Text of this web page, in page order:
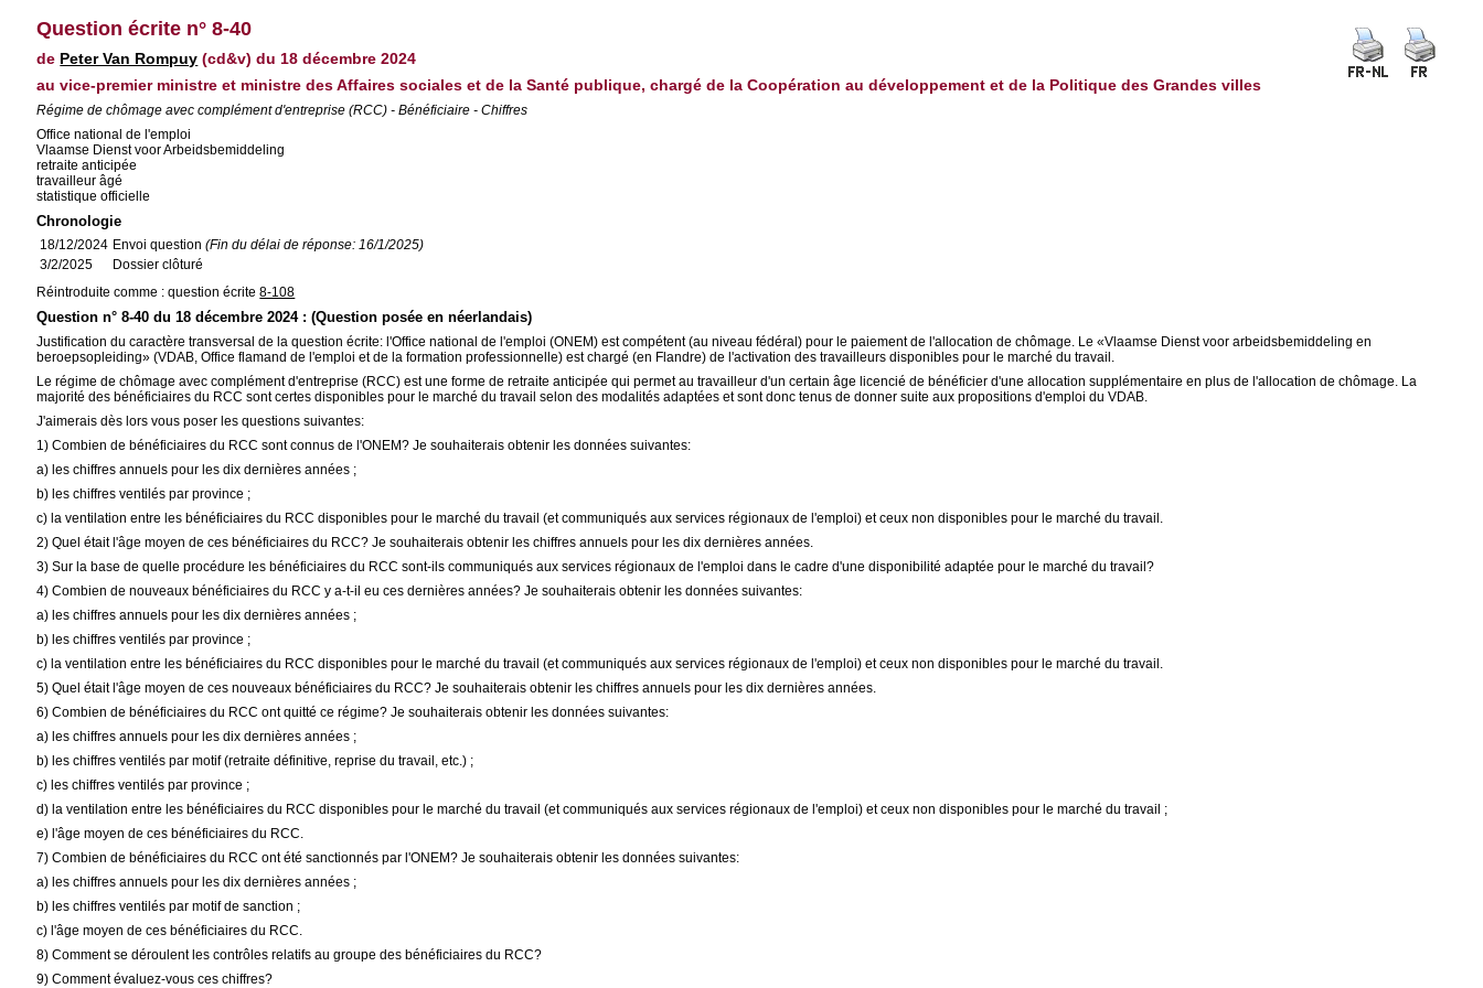
Question écrite n° 8-40
de Peter Van Rompuy (cd&v) du 18 décembre 2024
au vice-premier ministre et ministre des Affaires sociales et de la Santé publique, chargé de la Coopération au développement et de la Politique des Grandes villes
Régime de chômage avec complément d'entreprise (RCC) - Bénéficiaire - Chiffres
Office national de l'emploi
Vlaamse Dienst voor Arbeidsbemiddeling
retraite anticipée
travailleur âgé
statistique officielle
Chronologie
18/12/2024 Envoi question(Fin du délai de réponse: 16/1/2025)
3/2/2025
Dossier clôturé
Réintroduite comme : question écrite8-108
Question n° 8-40 du 18 décembre 2024 : (Question posée en néerlandais)
Justification du caractère transversal de la question écrite: l'Office national de l'emploi (ONEM) est compétent (au niveau fédéral) pour le paiement de l'allocation de chômage. Le «Vlaamse Dienst voor arbeidsbemiddeling en
beroepsopleiding» (VDAB, Office flamand de l'emploi et de la formation professionnelle) est chargé (en Flandre) de l'activation des travailleurs disponibles pour le marché du travail.
Le régime de chômage avec complément d'entreprise (RCC) est une forme de retraite anticipée qui permet au travailleur d'un certain âge licencié de bénéficier d'une allocation supplémentaire en plus de l'allocation de chômage. La
majorité des bénéficiaires du RCC sont certes disponibles pour le marché du travail selon des modalités adaptées et sont donc tenus de donner suite aux propositions d'emploi du VDAB.
J'aimerais dès lors vous poser les questions suivantes:
1) Combien de bénéficiaires du RCC sont connus de l'ONEM? Je souhaiterais obtenir les données suivantes:
a) les chiffres annuels pour les dix dernières années ;
b) les chiffres ventilés par province ;
c) la ventilation entre les bénéficiaires du RCC disponibles pour le marché du travail (et communiqués aux services régionaux de l'emploi) et ceux non disponibles pour le marché du travail.
2) Quel était l'âge moyen de ces bénéficiaires du RCC? Je souhaiterais obtenir les chiffres annuels pour les dix dernières années.
3) Sur la base de quelle procédure les bénéficiaires du RCC sont-ils communiqués aux services régionaux de l'emploi dans le cadre d'une disponibilité adaptée pour le marché du travail?
4) Combien de nouveaux bénéficiaires du RCC y a-t-il eu ces dernières années? Je souhaiterais obtenir les données suivantes:
a) les chiffres annuels pour les dix dernières années ;
b) les chiffres ventilés par province ;
c) la ventilation entre les bénéficiaires du RCC disponibles pour le marché du travail (et communiqués aux services régionaux de l'emploi) et ceux non disponibles pour le marché du travail.
5) Quel était l'âge moyen de ces nouveaux bénéficiaires du RCC? Je souhaiterais obtenir les chiffres annuels pour les dix dernières années.
6) Combien de bénéficiaires du RCC ont quitté ce régime? Je souhaiterais obtenir les données suivantes:
a) les chiffres annuels pour les dix dernières années ;
b) les chiffres ventilés par motif (retraite définitive, reprise du travail, etc.) ;
c) les chiffres ventilés par province ;
d) la ventilation entre les bénéficiaires du RCC disponibles pour le marché du travail (et communiqués aux services régionaux de l'emploi) et ceux non disponibles pour le marché du travail ;
e) l'âge moyen de ces bénéficiaires du RCC.
7) Combien de bénéficiaires du RCC ont été sanctionnés par l'ONEM? Je souhaiterais obtenir les données suivantes:
a) les chiffres annuels pour les dix dernières années ;
b) les chiffres ventilés par motif de sanction ;
c) l'âge moyen de ces bénéficiaires du RCC.
8) Comment se déroulent les contrôles relatifs au groupe des bénéficiaires du RCC?
9) Comment évaluez-vous ces chiffres?